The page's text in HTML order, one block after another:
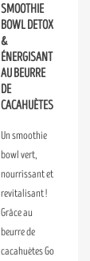
SMOOTHIE
BOWL DETOX
&
ÉNERGISANT
AU BEURRE
DE
CACAHUÈTES
Un smoothie
bowl vert,
nourrissant et
revitalisant !
Grâce au
beurre de
cacahuètes Go